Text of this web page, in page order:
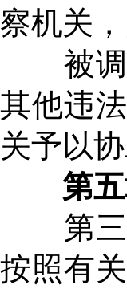
察机关
被调
其他违
关予以协
第五
第三
按照有